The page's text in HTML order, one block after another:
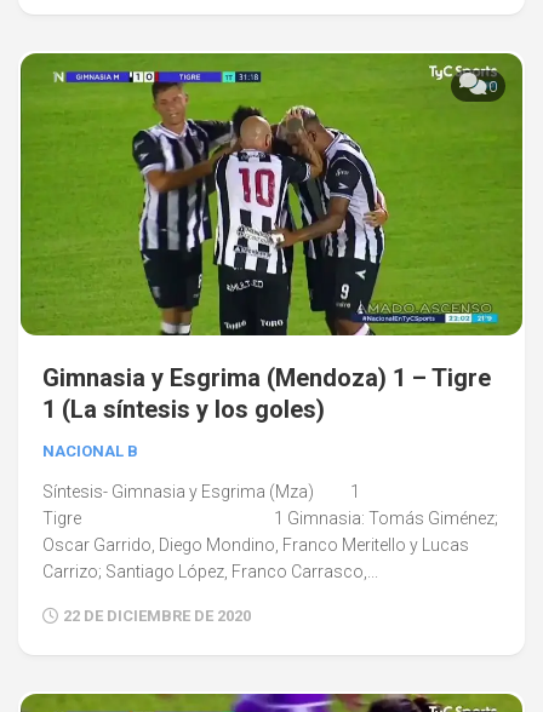
0
Gimnasia y Esgrima (Mendoza) 1 – Tigre
1 (La síntesis y los goles)
NACIONAL B
Síntesis- Gimnasia y Esgrima (Mza) 1
Tigre 1 Gimnasia: Tomás Giménez;
Oscar Garrido, Diego Mondino, Franco Meritello y Lucas
Carrizo; Santiago López, Franco Carrasco,...
22 DE DICIEMBRE DE 2020